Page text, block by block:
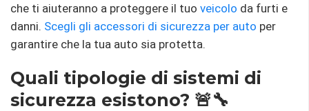
che ti aiuteranno a proteggere il tuo veicolo da furti e
danni. Scegli gli accessori di sicurezza per auto per
garantire che la tua auto sia protetta.
Quali tipologie di sistemi di
sicurezza esistono? 🚨🔧